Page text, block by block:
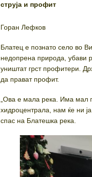
струја и профит
Горан Лефков
Блатец е познато село во
недопрена природа, убави
уништат грст профитери.
да прават профит.
„Ова е мала река. Има мал
хидроцентрала, нам ќе ни
спас на Блатешка река.